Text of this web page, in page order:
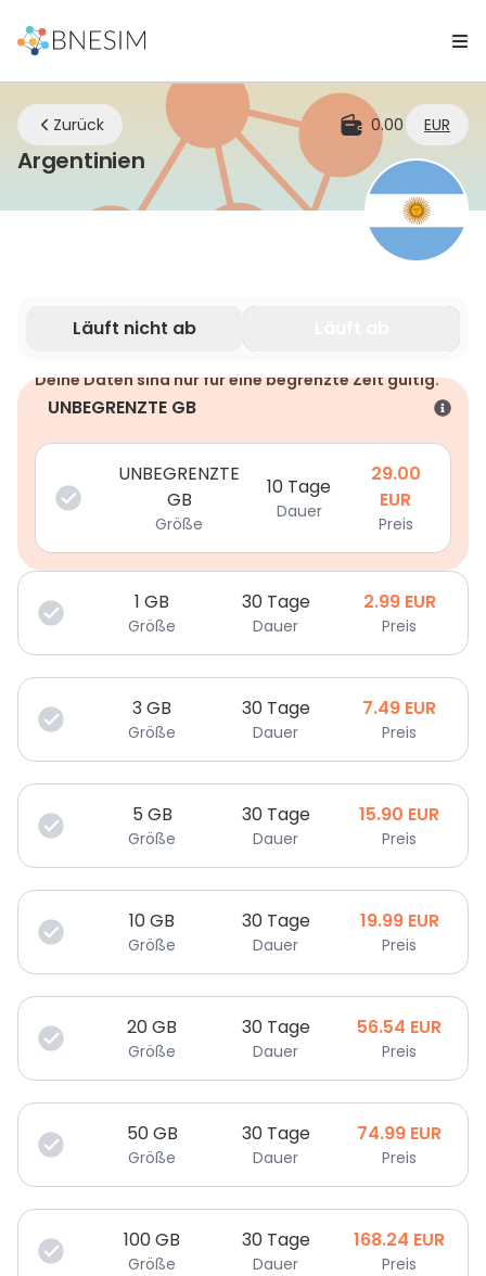
Zurück 0.00 EUR
ArgentinieneSIM | Bleiben Sie überall
Läuft nicht ab
Deine Daten sind nur für eine begrenzte Zeit gültig.
UNBEGRENZTE GB
UNBEGRENZTE
GB
Größe
10 Tage
Dauer
29.00
EUR
Preis
1 GB
Größe
30 Tage
Dauer
2.99 EUR
Preis
3GB
Größe
30 Tage
Dauer
7.49 EUR
Preis
5 GB
Größe
30 Tage
Dauer
15.90 EUR
Preis
10GB
Größe
30 Tage
Dauer
19.99 EUR
Preis
20GB
Größe
30 Tage
Dauer
56.54 EUR
Preis
50GB
Größe
30 Tage
Dauer
74.99 EUR
Preis
100GB
Größe
30 Tage
Dauer
168.24 EUR
Preis